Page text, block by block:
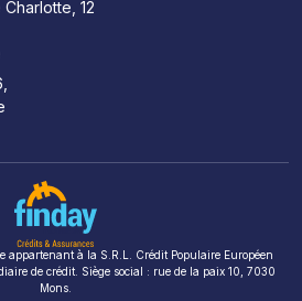
12
appartenant à la S.R.L. Crédit Populaire Européen
de crédit. Siège social : rue de la paix 10, 7030
Mons.